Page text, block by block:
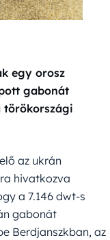
egy orosz
gabonát
törökországi
az ukrán
hivatkozva
a 7.146 dwt-s
gabonát
Berdjanszkban, az